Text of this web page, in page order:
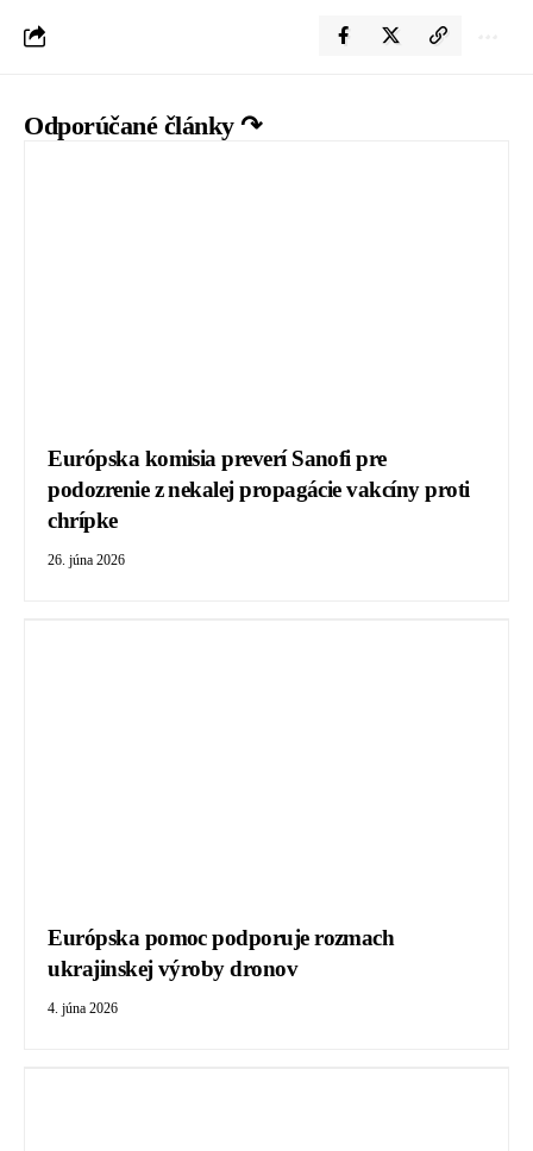
Odporúčané články ↷
Európska komisia preverí Sanofi pre
podozrenie z nekalej propagácie vakcíny proti
chrípke
26. júna 2026
Európska pomoc podporuje rozmach
ukrajinskej výroby dronov
4. júna 2026